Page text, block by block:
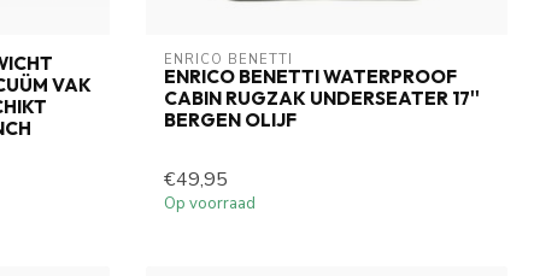
VAK
ENRICO BENETTI
ENRICO BENETTI WATERPROOF
CABIN RUGZAK UNDERSEATER 17''
BERGEN OLIJF
€49,95
Op voorraad